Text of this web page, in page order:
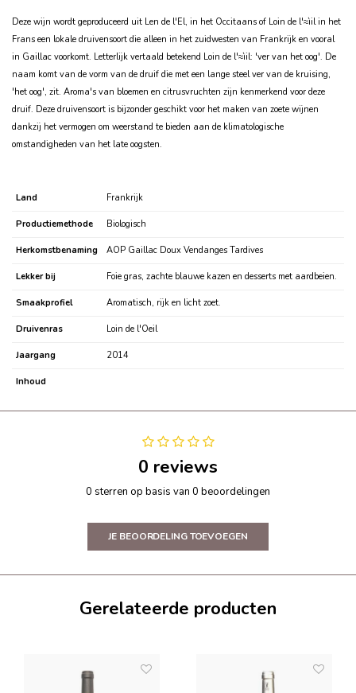
Deze wijn wordt geproduceerd uit Len de l'El, in het Occitaans of Loin de l'≈ìil in het
Frans een lokale druivensoort die alleen in het zuidwesten van Frankrijk en vooral
in Gaillac voorkomt. Letterlijk vertaald betekend Loin de l'≈ìil: 'ver van het oog'. De
naam komt van de vorm van de druif die met een lange steel ver van de kruising,
'het oog', zit. Aroma's van bloemen en citrusvruchten zijn kenmerkend voor deze
druif. Deze druivensoort is bijzonder geschikt voor het maken van zoete wijnen
dankzij het vermogen om weerstand te bieden aan de klimatologische
omstandigheden van het late oogsten.
Land Frankrijk
Productiemethode Biologisch
Herkomstbenaming AOP Gaillac Doux Vendanges Tardives
Lekker bij Foie gras, zachte blauwe kazen en desserts met aardbeien.
Smaakprofiel Aromatisch, rijk en licht zoet.
Druivenras Loin de l'Oeil
Jaargang 2014
Inhoud
0 reviews
0 sterren op basis van 0 beoordelingen
JE BEOORDELING TOEVOEGEN
Gerelateerde producten